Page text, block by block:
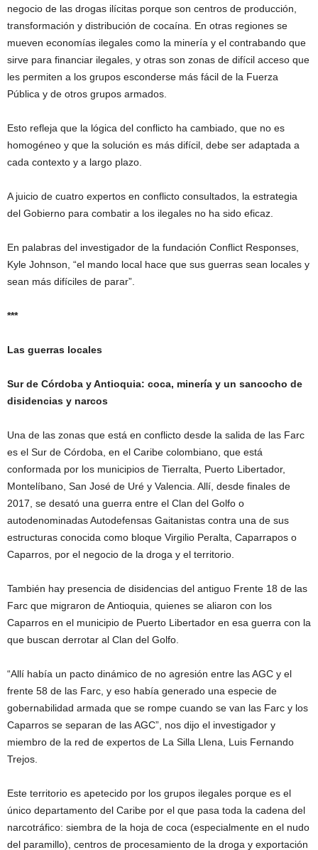
negocio de las drogas ilícitas porque son centros de producción,
transformación y distribución de cocaína. En otras regiones se
mueven economías ilegales como la minería y el contrabando que
sirve para financiar ilegales, y otras son zonas de difícil acceso que
les permiten a los grupos esconderse más fácil de la Fuerza
Pública y de otros grupos armados.
Esto refleja que la lógica del conflicto ha cambiado, que no es
homogéneo y que la solución es más difícil, debe ser adaptada a
cada contexto y a largo plazo.
A juicio de cuatro expertos en conflicto consultados, la estrategia
del Gobierno para combatir a los ilegales no ha sido eficaz.
En palabras del investigador de la fundación Conflict Responses,
Kyle Johnson, “el mando local hace que sus guerras sean locales y
sean más difíciles de parar”.
***
Las guerras locales
Sur de Córdoba y Antioquia: coca, minería y un sancocho de
disidencias y narcos
Una de las zonas que está en conflicto desde la salida de las Farc
es el Sur de Córdoba, en el Caribe colombiano, que está
conformada por los municipios de Tierralta, Puerto Libertador,
Montelíbano, San José de Uré y Valencia. Allí, desde finales de
2017, se desató una guerra entre el Clan del Golfo o
autodenominadas Autodefensas Gaitanistas contra una de sus
estructuras conocida como bloque Virgilio Peralta, Caparrapos o
Caparros, por el negocio de la droga y el territorio.
También hay presencia de disidencias del antiguo Frente 18 de las
Farc que migraron de Antioquia, quienes se aliaron con los
Caparros en el municipio de Puerto Libertador en esa guerra con la
que buscan derrotar al Clan del Golfo.
“Allí había un pacto dinámico de no agresión entre las AGC y el
frente 58 de las Farc, y eso había generado una especie de
gobernabilidad armada que se rompe cuando se van las Farc y los
Caparros se separan de las AGC”, nos dijo el investigador y
miembro de la red de expertos de La Silla Llena, Luis Fernando
Trejos.
Este territorio es apetecido por los grupos ilegales porque es el
único departamento del Caribe por el que pasa toda la cadena del
narcotráfico: siembra de la hoja de coca (especialmente en el nudo
del paramillo), centros de procesamiento de la droga y exportación